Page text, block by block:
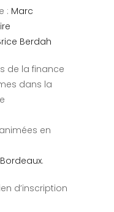
: Marc
Berdah
de la finance
dans la
en
.
d’inscription